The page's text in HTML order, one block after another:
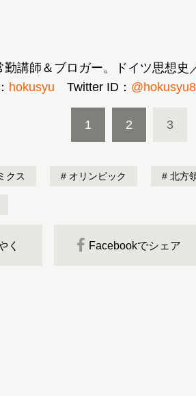
講師＆ブロガー。ドイツ思想史
hokusyu Twitter ID：
1 2 3
クス オリンピック 北方
く Facebookでシェア